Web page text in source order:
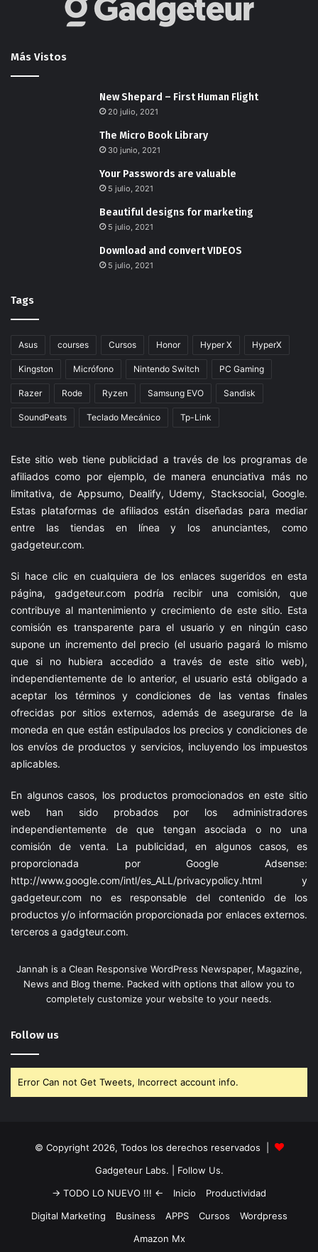
Más Vistos
New Shepard – First Human Flight
20 julio, 2021
The Micro Book Library
30 junio, 2021
Your Passwords are valuable
5 julio, 2021
Beautiful designs for marketing
5 julio, 2021
Download and convert VIDEOS
5 julio, 2021
Tags
Asus courses Cursos Honor Hyper X HyperX
Kingston Micrófono Nintendo Switch PC Gaming
Razer Rode Ryzen Samsung EVO Sandisk
SoundPeats Teclado Mecánico Tp-Link
Este sitio web tiene publicidad a través de los programas de
afiliados como por ejemplo, de manera enunciativa más no
limitativa, de Appsumo, Dealify, Udemy, Stacksocial, Google.
Estas plataformas de afiliados están diseñadas para mediar
entre las tiendas en línea y los anunciantes, como
gadgeteur.com.
Si hace clic en cualquiera de los enlaces sugeridos en esta
página, gadgeteur.com podría recibir una comisión, que
contribuye al mantenimiento y crecimiento de este sitio. Esta
comisión es transparente para el usuario y en ningún caso
supone un incremento del precio (el usuario pagará lo mismo
que si no hubiera accedido a través de este sitio web),
independientemente de lo anterior, el usuario está obligado a
aceptar los términos y condiciones de las ventas finales
ofrecidas por sitios externos, además de asegurarse de la
moneda en que están estipulados los precios y condiciones de
los envíos de productos y servicios, incluyendo los impuestos
aplicables.
En algunos casos, los productos promocionados en este sitio
web han sido probados por los administradores
independientemente de que tengan asociada o no una
comisión de venta. La publicidad, en algunos casos, es
proporcionada por Google Adsense:
http://www.google.com/intl/es_ALL/privacypolicy.html y
gadgeteur.com no es responsable del contenido de los
productos y/o información proporcionada por enlaces externos.
terceros a gadgteur.com.
Jannah is a Clean Responsive WordPress Newspaper, Magazine,
News and Blog theme. Packed with options that allow you to
completely customize your website to your needs.
Follow us
Error Can not Get Tweets, Incorrect account info.
© Copyright 2026, Todos los derechos reservados |
Gadgeteur Labs. | Follow Us.
-> TODO LO NUEVO !!! <-
Inicio
Productividad
Digital Marketing
Business APPS Cursos
Wordpress
Amazon Mx